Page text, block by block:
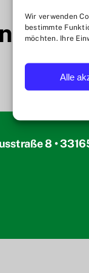
Wir verwenden
bestimmte
möchten. Ihre
Alle
8 •